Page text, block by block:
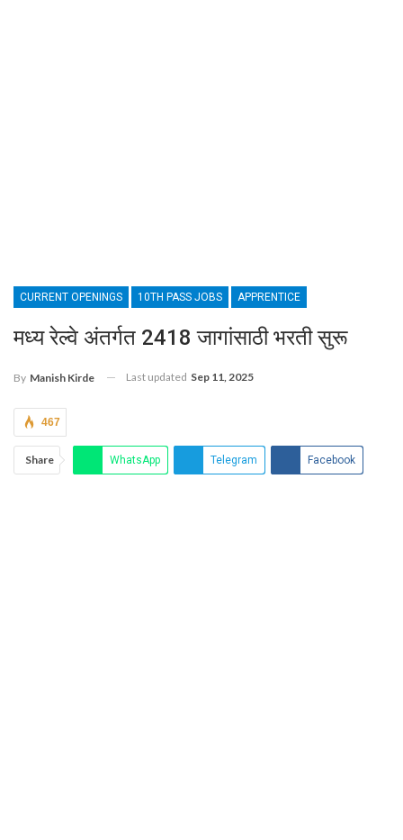
CURRENT OPENINGS 10TH PASS JOBS APPRENTICE
मध्य रेल्वे अंतर्गत 2418 जागांसाठी भरती सुरू
By Manish Kirde Last updated Sep 11, 2025
467
Share WhatsApp Telegram Facebook